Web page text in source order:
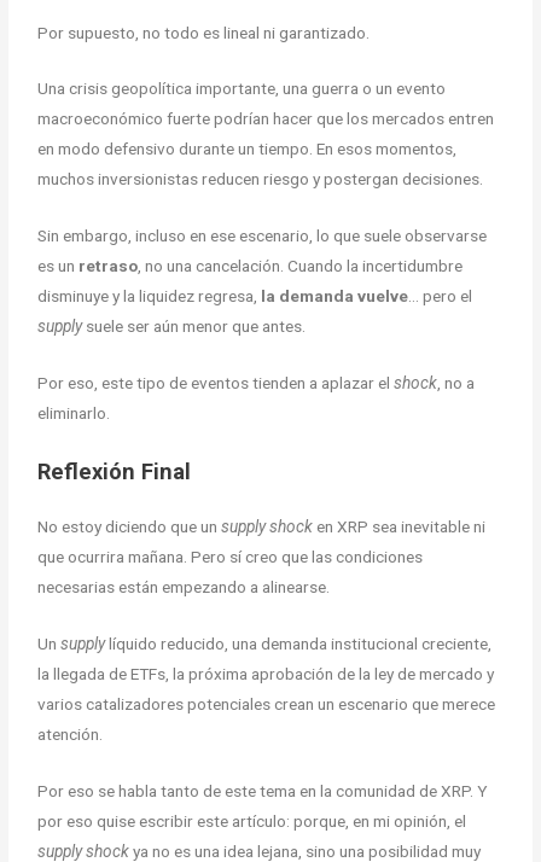
Por supuesto, no todo es lineal ni garantizado.
Una crisis geopolítica importante, una guerra o un evento
macroeconómico fuerte podrían hacer que los mercados entren
en modo defensivo durante un tiempo. En esos momentos,
muchos inversionistas reducen riesgo y postergan decisiones.
Sin embargo, incluso en ese escenario, lo que suele observarse
es un retraso, no una cancelación. Cuando la incertidumbre
disminuye y la liquidez regresa, la demanda vuelve… pero el
supplysuele ser aún menor que antes.
Por eso, este tipo de eventos tienden a aplazar elshock , no a
eliminarlo.
Reflexión Final
No estoy diciendo que unsupply shocken XRP sea inevitable ni
que ocurrira mañana. Pero sí creo que las condiciones
necesarias están empezando a alinearse.
Unsupplylíquido reducido, una demanda institucional creciente,
la llegada de ETFs, la próxima aprobación de la ley de mercado y
varios catalizadores potenciales crean un escenario que merece
atención.
Por eso se habla tanto de este tema en la comunidad de XRP. Y
por eso quise escribir este artículo: porque, en mi opinión, el
supply shockya no es una idea lejana, sino una posibilidad muy